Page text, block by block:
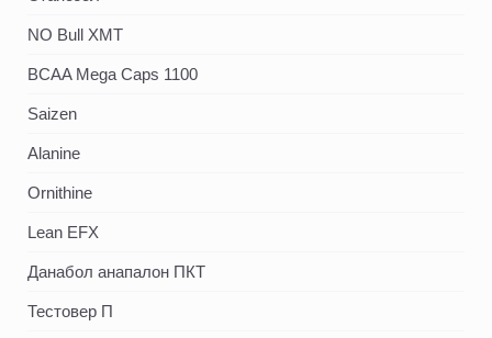
NO Bull XMT
BCAA Mega Caps 1100
Saizen
Alanine
Ornithine
Lean EFX
Данабол анапалон ПКТ
Тестовер П